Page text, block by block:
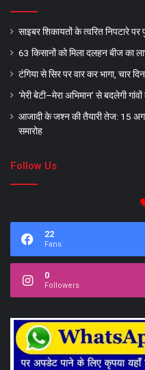
साइबर शिकायतों के त्वरित निपटारे
63 किसानों को मिला दलहन बीज का
टंगिया से सिर पर वार कर भागा, चार
‘मेरी बेटी–मेरा अभिमान’ से बदलेगी
आजादी के जश्न की तैयारी तेज: 15
समारोह
Follow Us
22
Fans
0
Followers